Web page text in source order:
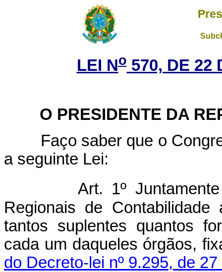
LEI No570, DE 22
O PRESIDENTE DA
Faço saber que o
a seguinte Lei:
Art. 1º
Regionais de
tantos suplentes quantos
cada um daqueles órgãos,
do Decreto-lei nº 9.295, de